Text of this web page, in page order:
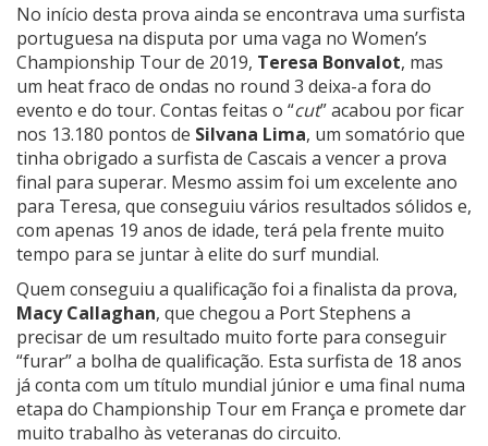
No início desta prova ainda se encontrava uma surfista
portuguesa na disputa por uma vaga no Women’s
Championship Tour de 2019, Teresa Bonvalot, mas
um heat fraco de ondas no round 3 deixa-a fora do
evento e do tour. Contas feitas o “cut” acabou por ficar
nos 13.180 pontos de Silvana Lima, um somatório que
tinha obrigado a surfista de Cascais a vencer a prova
final para superar. Mesmo assim foi um excelente ano
para Teresa, que conseguiu vários resultados sólidos e,
com apenas 19 anos de idade, terá pela frente muito
tempo para se juntar à elite do surf mundial.
Quem conseguiu a qualificação foi a finalista da prova,
Macy Callaghan, que chegou a Port Stephens a
precisar de um resultado muito forte para conseguir
“furar” a bolha de qualificação. Esta surfista de 18 anos
já conta com um título mundial júnior e uma final numa
etapa do Championship Tour em França e promete dar
muito trabalho às veteranas do circuito.